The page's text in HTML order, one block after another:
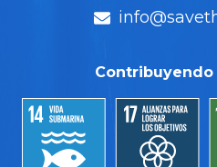
Contribuyendo